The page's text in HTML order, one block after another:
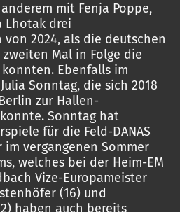
mit Fenja Poppe,
Lhotak drei
2024, als die deutschen
Mal in Folge die
Ebenfalls im
Sonntag, die sich 2018
zur Hallen-
Sonntag hat
für die Feld-DANAS
vergangenen Sommer
welches bei der Heim-EM
Vize-Europameister
(16) und
haben auch bereits